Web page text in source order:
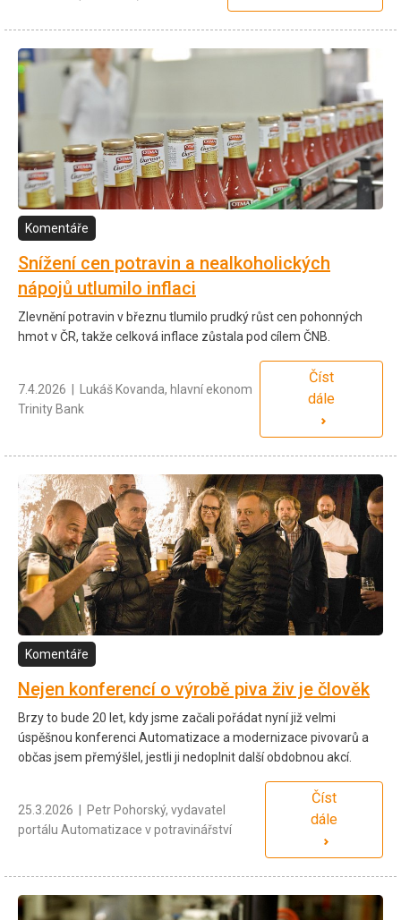
Komentáře
Snížení cen potravin a nealkoholických
nápojů utlumilo inflaci
Zlevnění potravin v březnu tlumilo prudký růst cen pohonných
hmot v ČR, takže celková inflace zůstala pod cílem ČNB.
7.4.2026 | Lukáš Kovanda, hlavní ekonom
Trinity Bank
Číst
dále
Komentáře
Nejen konferencí o výrobě piva živ je člověk
Brzy to bude 20 let, kdy jsme začali pořádat nyní již velmi
úspěšnou konferenci Automatizace a modernizace pivovarů a
občas jsem přemýšlel, jestli ji nedoplnit další obdobnou akcí.
25.3.2026 | Petr Pohorský, vydavatel
portálu Automatizace v potravinářství
Číst
dále